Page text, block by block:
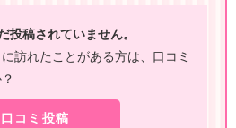
投稿されていません。
訪れたことがある方は、口コミ
口コミ投稿